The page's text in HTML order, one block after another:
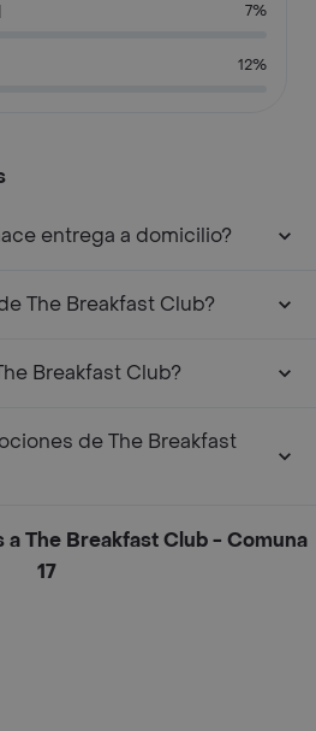
7%
12%
entrega a domicilio?
The Breakfast Club?
Breakfast Club?
de The Breakfast
The Breakfast Club - Comuna
17